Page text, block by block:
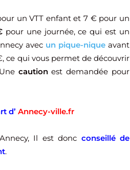
un VTT enfant et 7 € pour un
pour une journée, ce qui est un
avec un pique-nique avant
ce qui vous permet de découvrir
cautionest demandée pour
d’ Annecy-ville.fr
Il est donc conseillé de
.